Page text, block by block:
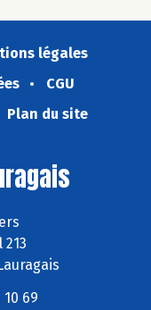
légales
CGU
Plan du site
69